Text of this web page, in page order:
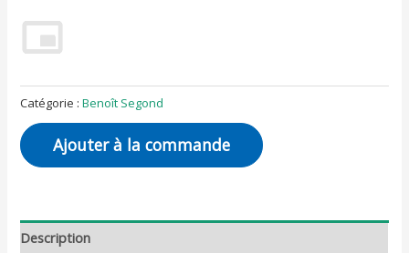
Catégorie :Benoît Segond
Ajouter à la commande
Description